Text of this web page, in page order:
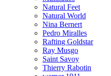
Natural Feet
Natural World
Nina Bernert
Pedro Miralles
Rafting Goldstar
Ray Musgo
Saint Savoy
Thierry Rabotin